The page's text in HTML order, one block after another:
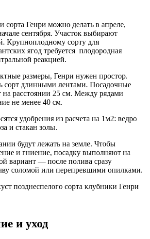
сорта Генри можно делать в апреле,
сентября. Участок выбирают
Крупноплодному сорту для
ягод требуется плодородная
реакцией.
размеры, Генри нужен простор.
сорт длинными лентами. Посадочные
на расстоянии 25 см. Между рядами
не менее 40 см.
удобрения из расчета на 1м2: ведро
и стакан золы.
будут лежать на земле. Чтобы
и гниение, посадку выполняют на
вариант — после полива сразу
соломой или перепревшими опилками.
и уход